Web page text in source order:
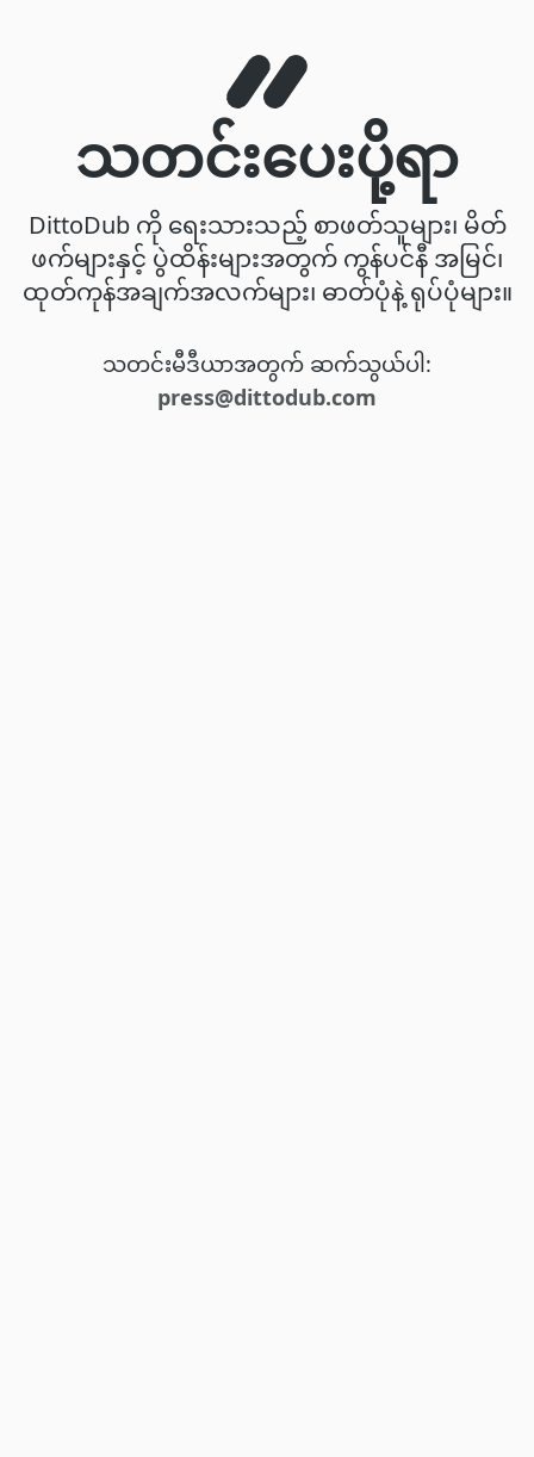
သတင်းပေးပို့ရာ
DittoDub ကို ရေးသားသည့် စာဖတ်သူများ၊ မိတ်
ဖက်များနှင့် ပွဲထိန်းများအတွက် ကွန်ပင်နီ အမြင်၊
ထုတ်ကုန်အချက်အလက်များ၊ ဓာတ်ပုံနဲ့ ရုပ်ပုံများ။
သတင်းမီဒီယာအတွက် ဆက်သွယ်ပါ:
press@dittodub.com